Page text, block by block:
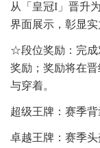
从「皇冠I」晋升
界面展示，彰显实
☆段位奖励：完成
奖励；奖励将在
与穿着。
超级王牌：赛季背
卓越王牌：赛季头